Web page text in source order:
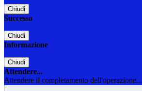
Chiudi
Successo
Chiudi
Informazione
Chiudi
Attendere...
Attendere il completamento dell'operazione...